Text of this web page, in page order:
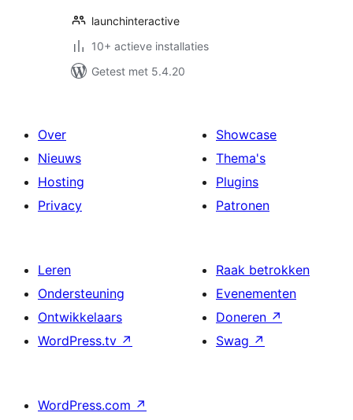
launchinteractive
10+ actieve installaties
Getest met 5.4.20
Over
Nieuws
Hosting
Privacy
Showcase
Thema's
Plugins
Patronen
Leren
Ondersteuning
Ontwikkelaars
WordPress.tv ↗
Raak betrokken
Evenementen
Doneren ↗
Swag ↗
WordPress.com ↗